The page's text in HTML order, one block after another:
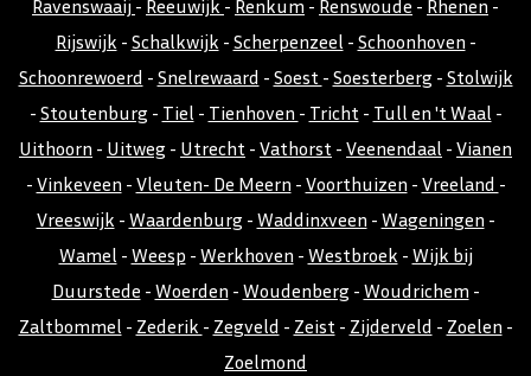
Ravenswaaij - Reeuwijk - Renkum - Renswoude - Rhenen -
Rijswijk - Schalkwijk - Scherpenzeel - Schoonhoven -
Schoonrewoerd - Snelrewaard - Soest - Soesterberg - Stolwijk
- Stoutenburg - Tiel - Tienhoven - Tricht- Tull en 't Waal -
Uithoorn - Uitweg - Utrecht - Vathorst - Veenendaal - Vianen
- Vinkeveen - Vleuten- De Meern - Voorthuizen - Vreeland -
Vreeswijk - Waardenburg - Waddinxveen - Wageningen -
Wamel - Weesp - Werkhoven - Westbroek - Wijk bij
Duurstede - Woerden - Woudenberg - Woudrichem -
Zaltbommel - Zederik - Zegveld - Zeist- Zijderveld - Zoelen -
Zoelmond